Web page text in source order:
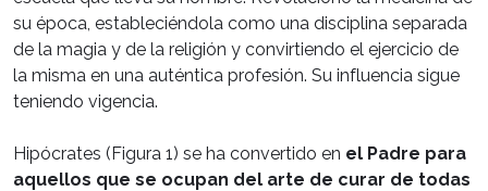
su época, estableciéndola como una disciplina separada
de la magia y de la religión y convirtiendo el ejercicio de
la misma en una auténtica profesión. Su influencia sigue
teniendo vigencia.
Hipócrates (Figura 1) se ha convertido en el Padre para
aquellos que se ocupan del arte de curar de todas